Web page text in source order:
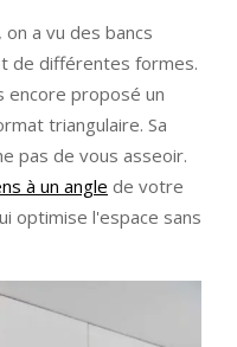
a vu des bancs
de différentes formes.
encore proposé un
triangulaire. Sa
pas de vous asseoir.
à un angle de votre
optimise l'espace sans